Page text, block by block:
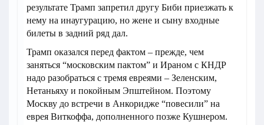
результате Трамп запретил другу Биби приезжать к
нему на инаугурацию, но жене и сыну входные
билеты в задний ряд дал.
Трамп оказался перед фактом – прежде, чем
заняться “московским пактом” и Ираном с КНДР
надо разобраться с тремя евреями – Зеленским,
Нетаньяху и покойным Эпштейном. Поэтому
Москву до встречи в Анкоридже “повесили” на
еврея Виткоффа, дополненного позже Кушнером.